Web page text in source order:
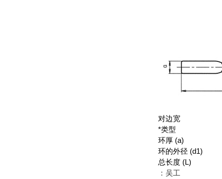
对边宽
*类型
环厚 (a)
环的外径 (d1)
总长度 (L)
：吴工